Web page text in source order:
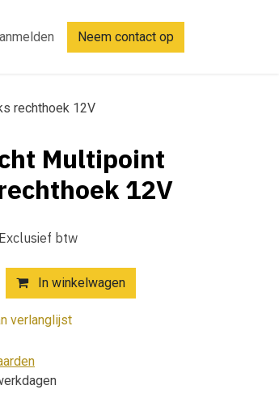
Neem contact op
rechthoek 12V
Multipoint
12V
Exclusief btw
In winkelwagen
verlanglijst